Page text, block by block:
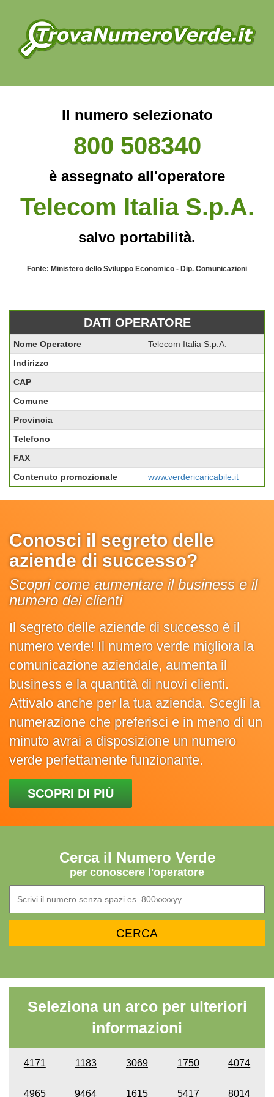
Il numero selezionato
800 508340
è assegnato all'operatore
Telecom Italia S.p.A.
salvo portabilità.
Fonte: Ministero dello Sviluppo Economico - Dip. Comunicazioni
DATI OPERATORE
Nome Operatore
Telecom Italia S.p.A.
Indirizzo
CAP
Comune
Provincia
Telefono
FAX
Contenuto promozionale
www.verdericaricabile.it
Conosci il segreto delle
aziende di successo?
Scopri come aumentare il business e il
numero dei clienti
Il segreto delle aziende di successo è il
numero verde! Il numero verde migliora la
comunicazione aziendale, aumenta il
business e la quantità di nuovi clienti.
Attivalo anche per la tua azienda. Scegli la
numerazione che preferisci e in meno di un
minuto avrai a disposizione un numero
verde perfettamente funzionante.
SCOPRI DI PIÙ
Cerca il Numero Verde
per conoscere l'operatore
Seleziona un arco per ulteriori
informazioni
4171 1183 3069 1750 4074
4965 9464 1615 5417 8014